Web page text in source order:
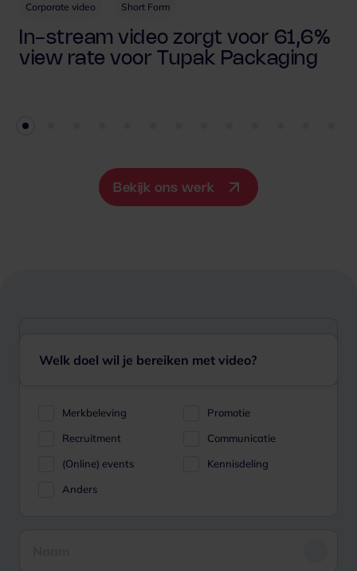
Corporate video Short Form
In-stream video zorgt voor 61,6%
view rate voor Tupak Packaging
Bekijk ons werk
Welk doel wil je bereiken met video?
Merkbeleving
Promotie
Recruitment
Communicatie
(Online) events
Kennisdeling
Anders